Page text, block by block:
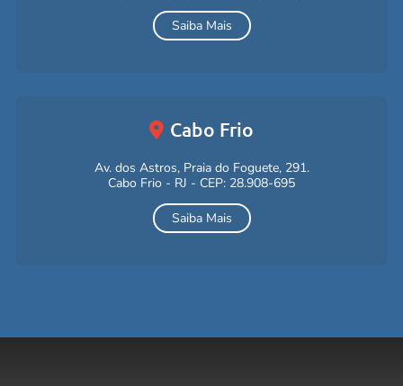
Saiba Mais
Cabo Frio
Av. dos Astros, Praia do Foguete, 291.
Cabo Frio - RJ - CEP: 28.908-695
Saiba Mais